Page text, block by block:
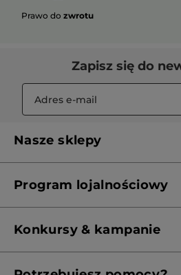
Prawo dozwrotu
Zapisz się do
Nasze sklepy
Franczyza
Program lojalnościowy
Konkursy & kampanie